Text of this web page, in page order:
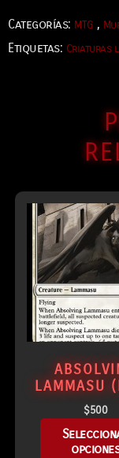
Categorías: MTG ,
Etiquetas: Criaturas
LAMMASU
$500